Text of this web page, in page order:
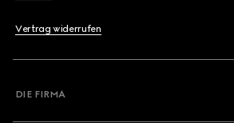
Vertrag widerrufen
DIE FIRMA